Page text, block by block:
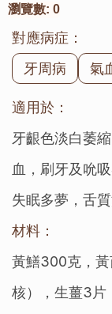
瀏覽數: 0
對應病症：
牙周病
氣
適用於：
牙齦色淡白萎
血，刷牙及吮
失眠多夢，舌
材料：
黃鱔300克，
核），生薑3片